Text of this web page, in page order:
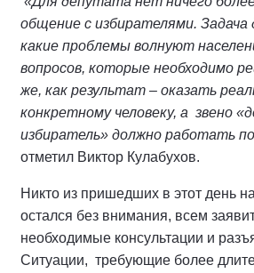
общение с избирателями.
какие проблемы волнуют
вопросов, которые необходимо
же, как результат – оказать
конкретному человеку, а звено
избиратель» должно работать
отметил Виктор Кулабухов.
Никто из пришедших в этот день
остался без внимания, всем
необходимые консультации и
Ситуации, требующие более